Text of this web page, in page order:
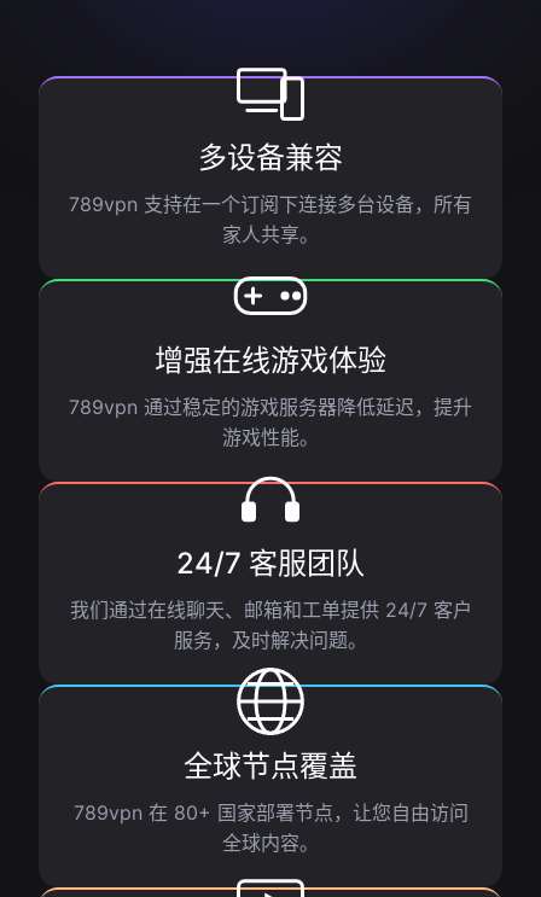
多设备兼容
789vpn 支持在一个订阅下连接多台设备，所有
家人共享。
增强在线游戏体验
789vpn 通过稳定的游戏服务器降低延迟，提升
游戏性能。
24/7 客服团队
我们通过在线聊天、邮箱和工单提供 24/7 客户
服务，及时解决问题。
全球节点覆盖
789vpn 在 80+ 国家部署节点，让您自由访问
全球内容。